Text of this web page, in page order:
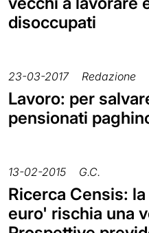
disoccupati
23-03-2017 Redazione
Lavoro: per
pensionati
13-02-2015 G.C.
Ricerca Censis:
euro' rischia una